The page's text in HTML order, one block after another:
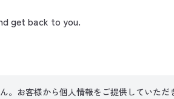
get back to you.
。お客様から個人情報をご提供していただ